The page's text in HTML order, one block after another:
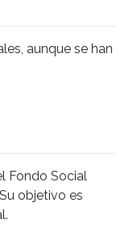
aunque se han
Fondo Social
objetivo es